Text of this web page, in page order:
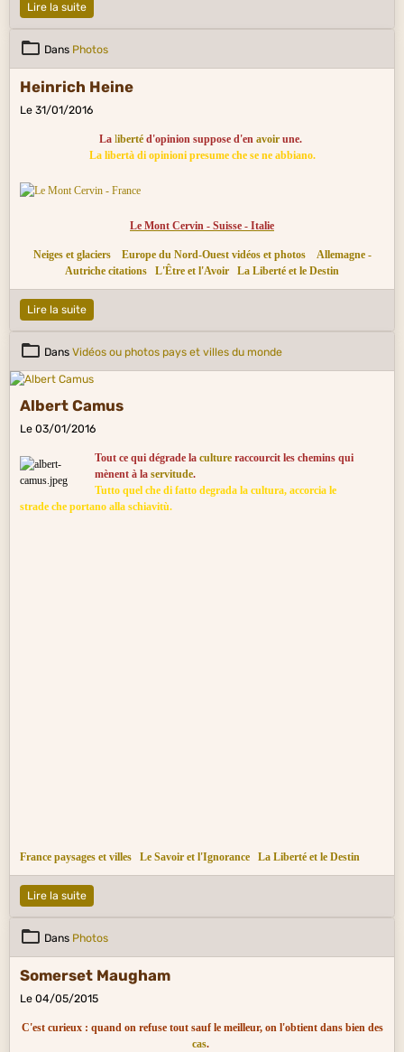
Lire la suite
Dans Photos
Heinrich Heine
Le 31/01/2016
La liberté d'opinion suppose d'en avoir une.
La libertà di opinioni presume che se ne abbiano.
Le Mont Cervin - Suisse - Italie
Neiges et glaciers Europe du Nord-Ouest vidéos et photos
Allemagne -
Autriche citations
L'Être et l'Avoir La Liberté et le Destin
Lire la suite
Dans Vidéos ou photos pays et villes du monde
Albert Camus
Le 03/01/2016
Tout ce qui dégrade la cultureraccourcit les chemins qui
mènent à la servitude.
Tutto quel che di fatto degrada la cultura, accorcia le
strade che portano alla schiavitù.
France paysages et villes Le Savoir et l'Ignorance La Liberté et le Destin
Lire la suite
Dans Photos
Somerset Maugham
Le 04/05/2015
C'est curieux : quand on refuse tout sauf le meilleur, on l'obtient dans bien des
cas.